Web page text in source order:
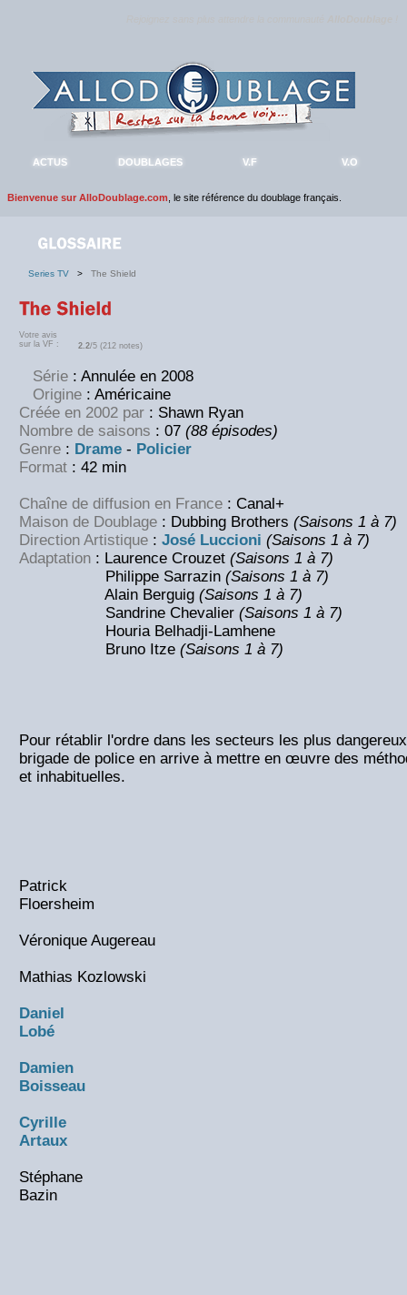
ACTUS DOUBLAGES V.F V.O
Bienvenue sur AlloDoublage.com , le site référence du doublage français.
Series TV > The Shield
Votre avis
sur la VF :
2.2/5 (212 notes)
Série : Annulée en 2008
Origine : Américaine
Créée en 2002 par : Shawn Ryan
Nombre de saisons : 07 (88 épisodes)
Genre : Drame - Policier
Format : 42 min
Chaîne de diffusion en France : Canal+
Maison de Doublage : Dubbing Brothers (Saisons 1 à 7)
Direction Artistique : José Luccioni (Saisons 1 à 7)
Adaptation : Laurence Crouzet (Saisons 1 à 7)
Philippe Sarrazin (Saisons 1 à 7)
Alain Berguig (Saisons 1 à 7)
Sandrine Chevalier (Saisons 1 à 7)
Houria Belhadji-Lamhene
Bruno Itze (Saisons 1 à 7)
Pour rétablir l'ordre dans les secteurs les plus
brigade de police en arrive à mettre en œuvre des
et inhabituelles.
Patrick
Floersheim
Véronique Augereau
Mathias Kozlowski
Daniel
Lobé
Damien
Boisseau
Cyrille
Artaux
Stéphane
Bazin